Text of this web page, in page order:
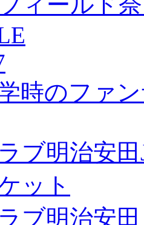
時のファ
ブ明治安
ット
ブ明治安